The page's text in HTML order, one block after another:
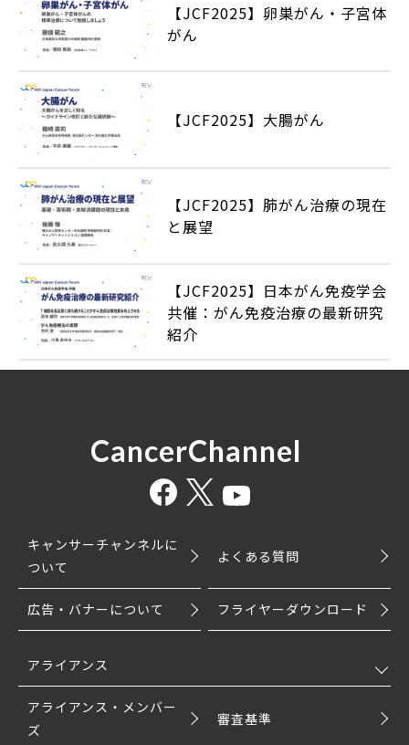
【JCF2025】卵巣がん・子宮体
がん
【JCF2025】大腸がん
【JCF2025】肺がん治療の現在
と展望
【JCF2025】日本がん免疫学会
共催：がん免疫治療の最新研究
紹介
CancerChannel
キャンサーチャンネルに
ついて
よくある質問
広告・バナーについて フライヤーダウンロード
アライアンス
アライアンス・メンバー
ズ
審査基準